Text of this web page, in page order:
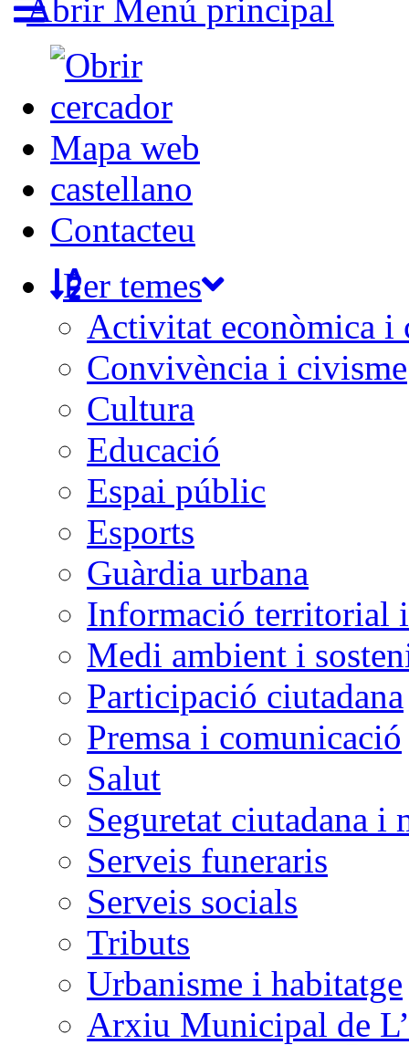
Abrir Menú principal
Mapa web
castellano
Contacteu
Per temes
Activitat econòmica i
Convivència i civisme
Cultura
Educació
Espai públic
Esports
Guàrdia urbana
Informació territorial
Medi ambient i
Participació ciutadana
Premsa i comunicació
Salut
Seguretat ciutadana i
Serveis funeraris
Serveis socials
Tributs
Urbanisme i habitatge
Arxiu Municipal de